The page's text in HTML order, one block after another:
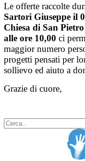
Le offerte raccolte
Sartori Giuseppe il
Chiesa di San
alle ore 10,00 ci
maggior numero
progetti pensati per
sollievo ed aiuto a
Grazie di cuore,